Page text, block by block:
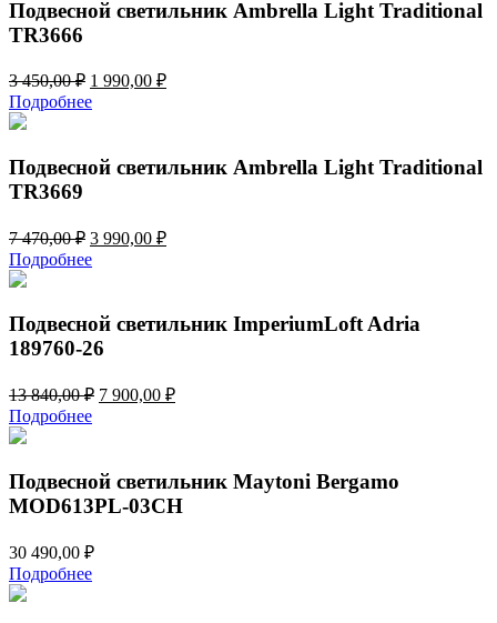
Подвесной светильник Ambrella Light Traditional
TR3666
3 450,00₽ Первоначальная
цена
составляла
450,00 ₽.
1 990,00 ₽Текущая
Подробнее
Подвесной светильник Ambrella Light Traditional
TR3669
7 470,00₽ Первоначальная
цена
составляла
470,00 ₽.
3 990,00 ₽Текущая
Подробнее
Подвесной светильник ImperiumLoft Adria
189760-26
13 840,00₽ Первоначальная
840,00 ₽.
7 900,00 ₽Текущая
Подробнее
Подвесной светильник Maytoni Bergamo
MOD613PL-03CH
30 490,00 ₽
Подробнее